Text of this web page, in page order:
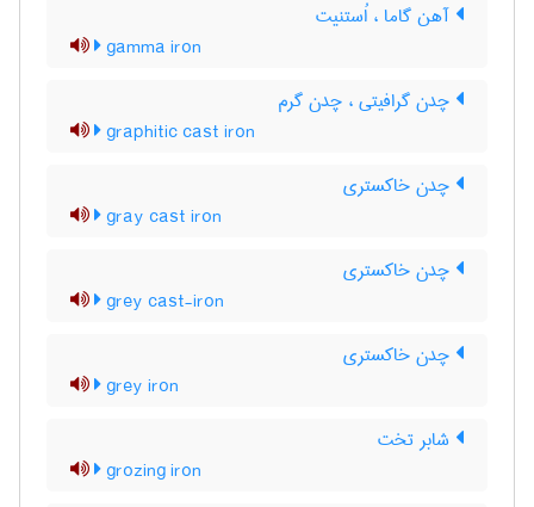
آهن گاما ، اُستنیت
gamma iron
چدن گرافیتی ، چدن گرم
graphitic cast iron
چدن خاکستری
gray cast iron
چدن خاکستری
grey cast-iron
چدن خاکستری
grey iron
شابر تخت
grozing iron